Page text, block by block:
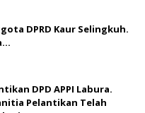
DPRD Kaur Selingkuh.
DPD APPI Labura.
Pelantikan Telah